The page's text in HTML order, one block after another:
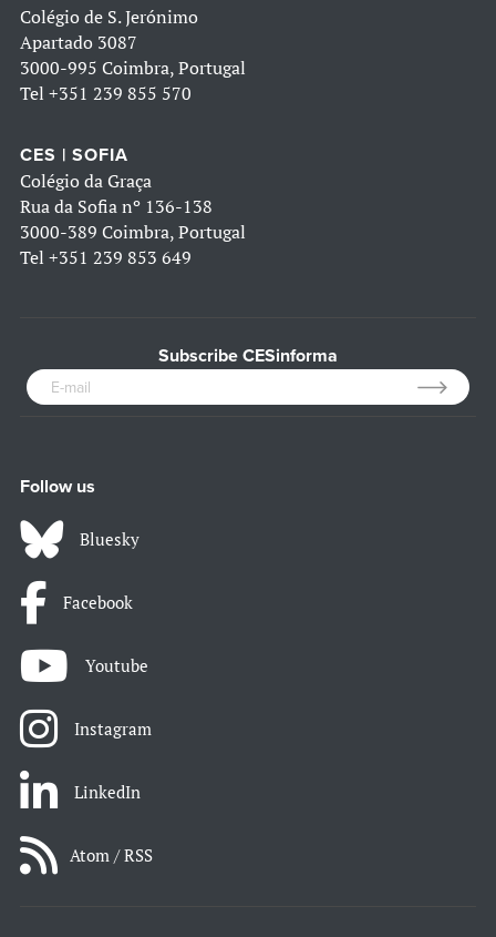
Colégio de S. Jerónimo
Apartado 3087
3000-995 Coimbra, Portugal
Tel +351 239 855 570
CES | SOFIA
Colégio da Graça
Rua da Sofia nº 136-138
3000-389 Coimbra, Portugal
Tel +351 239 853 649
Subscribe CESinforma
Follow us
Bluesky
Facebook
Youtube
Instagram
LinkedIn
Atom / RSS